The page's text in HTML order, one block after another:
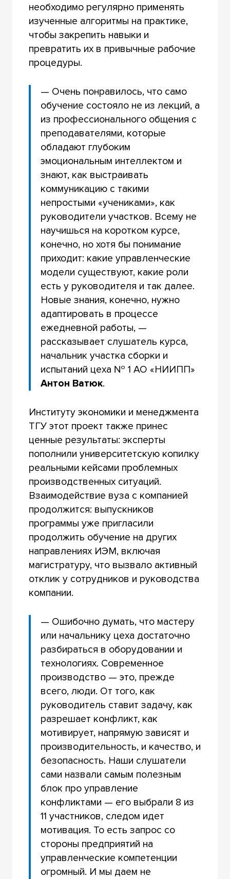
необходимо регулярно применять
изученные алгоритмы на практике,
чтобы закрепить навыки и
превратить их в привычные рабочие
процедуры.
— Очень понравилось, что само
обучение состояло не из лекций, а
из профессионального общения с
преподавателями, которые
обладают глубоким
эмоциональным интеллектом и
знают, как выстраивать
коммуникацию с такими
непростыми «учениками», как
руководители участков. Всему не
научишься на коротком курсе,
конечно, но хотя бы понимание
приходит: какие управленческие
модели существуют, какие роли
есть у руководителя и так далее.
Новые знания, конечно, нужно
адаптировать в процессе
ежедневной работы, —
рассказывает слушатель курса,
начальник участка сборки и
испытаний цеха № 1 АО «НИИПП»
Антон Ватюк.
Институту экономики и менеджмента
ТГУ этот проект также принес
ценные результаты: эксперты
пополнили университетскую копилку
реальными кейсами проблемных
производственных ситуаций.
Взаимодействие вуза с компанией
продолжится: выпускников
программы уже пригласили
продолжить обучение на других
направлениях ИЭМ, включая
магистратуру, что вызвало активный
отклик у сотрудников и руководства
компании.
— Ошибочно думать, что мастеру
или начальнику цеха достаточно
разбираться в оборудовании и
технологиях. Современное
производство — это, прежде
всего, люди. От того, как
руководитель ставит задачу, как
разрешает конфликт, как
мотивирует, напрямую зависят и
производительность, и качество, и
безопасность. Наши слушатели
сами назвали самым полезным
блок про управление
конфликтами — его выбрали 8 из
11 участников, следом идет
мотивация. То есть запрос со
стороны предприятий на
управленческие компетенции
огромный. И мы даем не